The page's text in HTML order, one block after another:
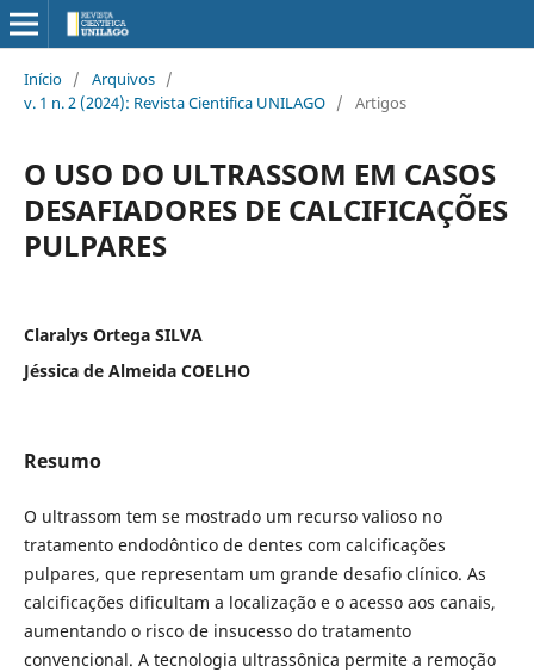
Início / Arquivos /
v. 1 n. 2 (2024): Revista Cientifica UNILAGO / Artigos
O USO DO ULTRASSOM EM CASOS
DESAFIADORES DE CALCIFICAÇÕES
PULPARES
Claralys Ortega SILVA
Jéssica de Almeida COELHO
Resumo
O ultrassom tem se mostrado um recurso valioso no
tratamento endodôntico de dentes com calcificações
pulpares, que representam um grande desafio clínico. As
calcificações dificultam a localização e o acesso aos canais,
aumentando o risco de insucesso do tratamento
convencional. A tecnologia ultrassônica permite a remoção